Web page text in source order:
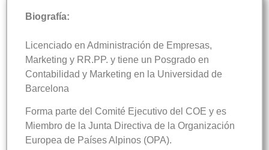
Biografía:
Licenciado en Administración de Empresas,
Marketing y RR.PP. y tiene un Posgrado en
Contabilidad y Marketing en la Universidad de
Barcelona
Forma parte del Comité Ejecutivo del COE y es
Miembro de la Junta Directiva de la Organización
Europea de Países Alpinos (OPA).